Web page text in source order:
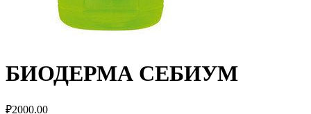
БИОДЕРМА СЕБИУМ
₽2000.00